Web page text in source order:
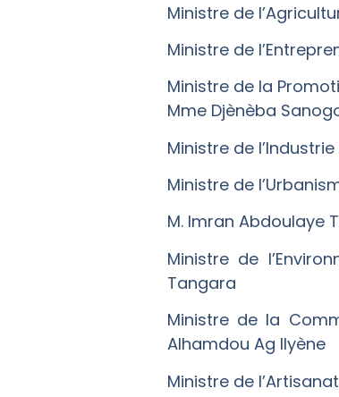
Ministre de
Ministre de
Ministre de la
Mme Djènèba
Ministre de
Ministre de
M. Imran Abdoulaye
Ministre de
Tangara
Ministre de la
Alhamdou Ag Ilyène
Ministre de